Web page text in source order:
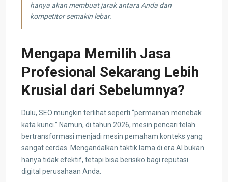
hanya akan membuat jarak antara Anda dan
kompetitor semakin lebar.
Mengapa Memilih Jasa
Profesional Sekarang Lebih
Krusial dari Sebelumnya?
Dulu, SEO mungkin terlihat seperti “permainan menebak
kata kunci.” Namun, di tahun 2026, mesin pencari telah
bertransformasi menjadi mesin pemaham konteks yang
sangat cerdas. Mengandalkan taktik lama di era AI bukan
hanya tidak efektif, tetapi bisa berisiko bagi reputasi
digital perusahaan Anda.